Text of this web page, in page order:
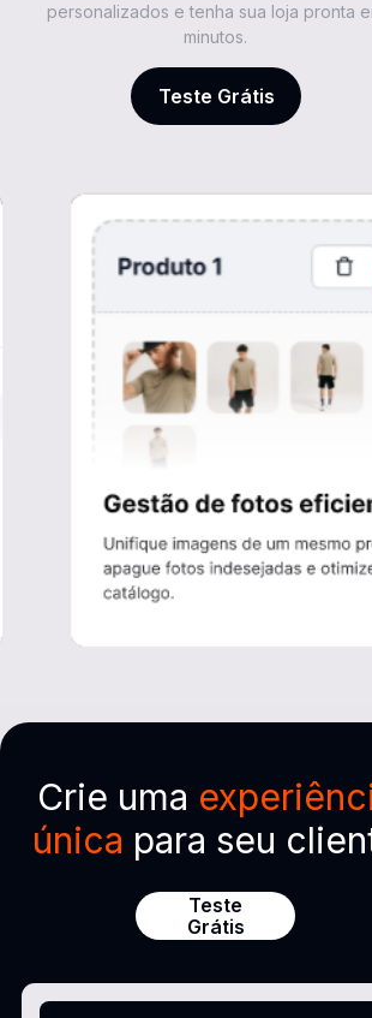
personalizados e tenha sua loja pronta
minutos.
Teste Grátis
Crie uma
única para seu
Teste
Grátis